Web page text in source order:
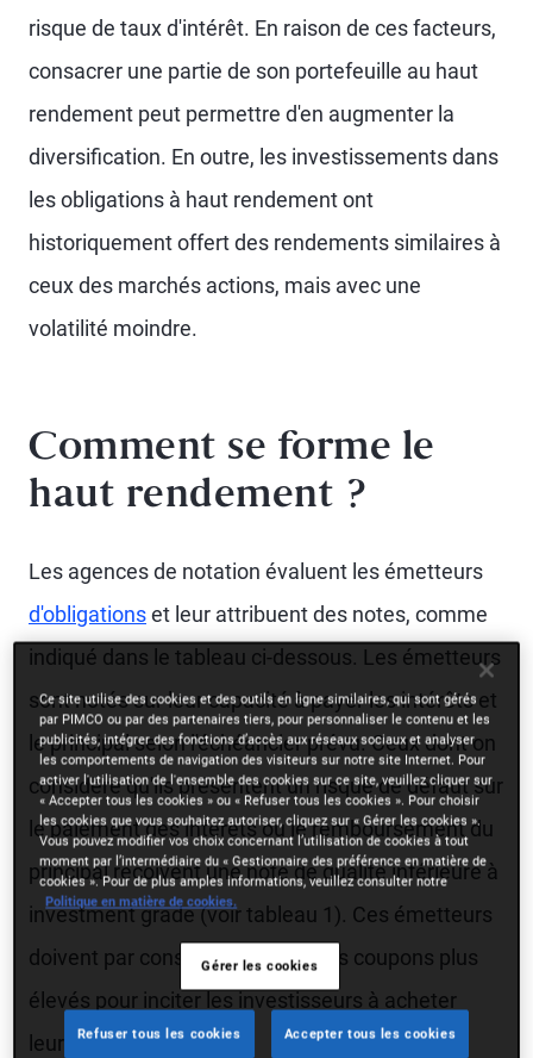
risque de taux d'intérêt. En raison de ces facteurs,
consacrer une partie de son portefeuille au haut
rendement peut permettre d'en augmenter la
diversification. En outre, les investissements dans
les obligations à haut rendement ont
historiquement offert des rendements similaires à
ceux des marchés actions, mais avec une
volatilité moindre.
Comment se forme le
haut rendement ?
Les agences de notation évaluent les émetteurs
d'obligationset leur attribuent des notes, comme
indiqué dans le tableau ci-dessous. Les émetteurs
sont notés sur leur capacité à payer les intérêts et
le principal selon l'échéancier prévu. Ceux dont on
considère qu'ils présentent un risque de défaut sur
le paiement des intérêts ou le remboursement du
principal reçoivent une note de qualité inférieure à
investment grade (voir tableau 1). Ces émetteurs
doivent par conséquent payer des coupons plus
élevés pour inciter les investisseurs à acheter
leurs obligations.
Ce site utilise des cookies et des outils en ligne similaires, qui sont gérés
par PIMCO ou par des partenaires tiers, pour personnaliser le contenu et les
publicités, intégrer des fonctions d’accès aux réseaux sociaux et analyser
les comportements de navigation des visiteurs sur notre site Internet. Pour
activer l'utilisation de l'ensemble des cookies sur ce site, veuillez cliquer sur
« Accepter tous les cookies » ou « Refuser tous les cookies ». Pour choisir
les cookies que vous souhaitez autoriser, cliquez sur « Gérer les cookies ».
Vous pouvez modifier vos choix concernant l’utilisation de cookies à tout
moment par l’intermédiaire du « Gestionnaire des préférence en matière de
cookies ». Pour de plus amples informations, veuillez consulter notre
Politique en matière de cookies.
Gérer les cookies
Refuser tous les cookies Accepter tous les cookies